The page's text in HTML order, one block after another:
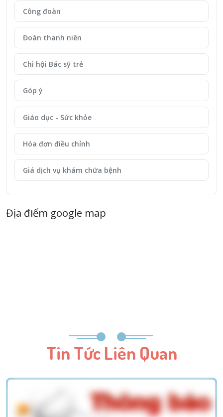
Công đoàn
Đoàn thanh niên
Chi hội Bác sỹ trẻ
Góp ý
Giáo dục - Sức khỏe
Hóa đơn điều chỉnh
Giá dịch vụ khám chữa bệnh
Địa điểm google map
Tin Tức Liên Quan